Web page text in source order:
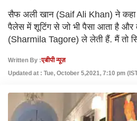
सैफ अली खान (Saif Ali Khan) ने कहा
पैलेस में शूटिंग से जो भी पैसा आता है और वो
(Sharmila Tagore) ले लेती हैं. मैं तो
Written By :एबीपी न्यूज़
Updated at : Tue, October 5,2021, 7:10 pm